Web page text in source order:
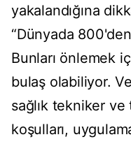
yakalandığına
“Dünyada
Bunları önlemek
bulaş olabiliyor.
sağlık tekniker
koşulları,